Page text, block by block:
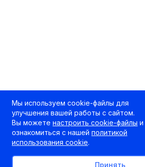
Мы используем cookie-файлы для
улучшения вашей работы с сайтом.
Вы можете настроить cookie-файлы и
ознакомиться с нашей политикой
использования cookie.
Принять